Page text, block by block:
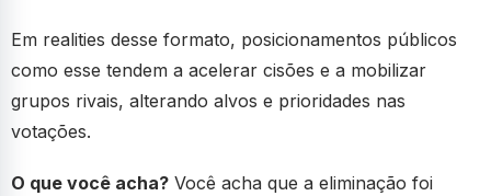
Em realities desse formato, posicionamentos públicos
como esse tendem a acelerar cisões e a mobilizar
grupos rivais, alterando alvos e prioridades nas
votações.
O que você acha? Você acha que a eliminação foi